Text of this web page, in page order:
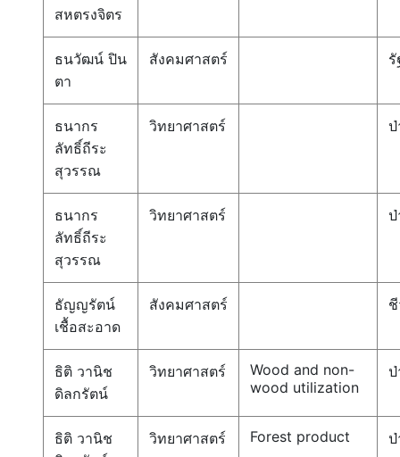
สหตรงจิตร
ธนวัฒน์ ปิน
ตา
สังคมศาสตร์
ธนากร
ลัทธิ์ถีระ
สุวรรณ
วิทยาศาสตร์ ป่
ธนากร
ลัทธิ์ถีระ
สุวรรณ
วิทยาศาสตร์ ป่
ธัญญรัตน์
เชื้อสะอาด
สังคมศาสตร์
ธิติ วานิช
ดิลกรัตน์
วิทยาศาสตร์
Wood and non-
wood utilization
ป่
ธิติ วานิช
วิทยาศาสตร์ Forest product ป่